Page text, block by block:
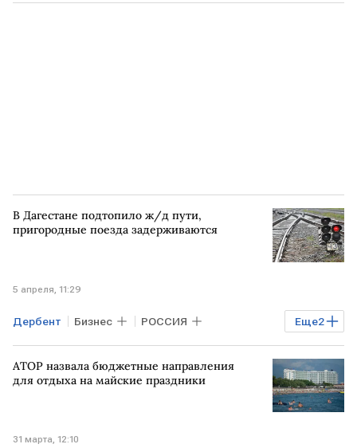
железнодорожное движение
В Дагестане подтопило ж/д пути,
пригородные поезда задерживаются
5 апреля, 11:29
Еще2
Дербент Бизнес РОССИЯ
Махачкала МОСКВА
АТОР назвала бюджетные направления
для отдыха на майские праздники
31 марта, 12:10